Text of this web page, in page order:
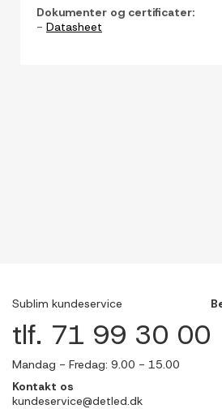
Dokumenter og certificater:
- Datasheet
Sublim kundeservice
tlf. 71 99 30 00
Mandag - Fredag: 9.00 - 15.00
Kontakt os
kundeservice@detled.dk